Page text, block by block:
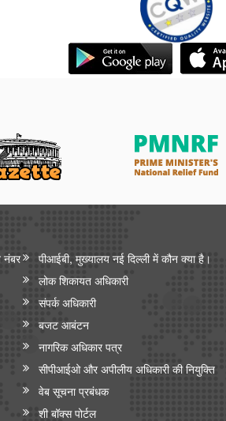
नंबर
पीआईबी, मुख्यालय नई दिल्ली में कौन क्या है।
लोक शिकायत अधिकारी
संपर्क अधिकारी
बजट आबंटन
नागरिक अधिकार पत्र
सीपीआईओ और अपी‍लीय अधिकारी की नियुक्ति
वेब सूचना प्रबंधक
शी बॉक्स पोर्टल